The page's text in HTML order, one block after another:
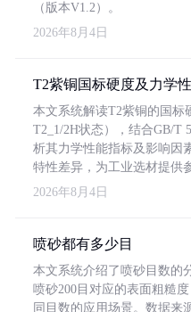
（版本V1.2）。
2026年8月4日
T2紫铜国标硬度及力学
本文系统解读T2紫铜的国标
T2_1/2H状态），结合GB/T
析其力学性能指标及影响因
特性差异，为工业选材提供
2026年8月4日
喷砂都有多少目
本文系统介绍了喷砂目数的
喷砂200目对应的表面粗糙
同目数的应用场景。数据来